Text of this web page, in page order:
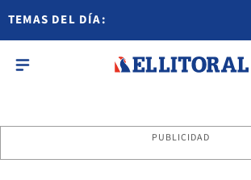
TEMAS DEL DÍA:
PUBLICIDAD